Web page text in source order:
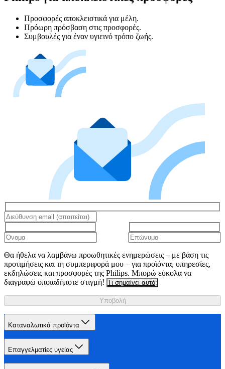
Προσφορές αποκλειστικά για μέλη.
Πρόωρη πρόσβαση στις προσφορές.
Συμβουλές για έναν υγιεινό τρόπο ζωής.
Θα ήθελα να λαμβάνω προωθητικές ενημερώσεις – με βάση τις
προτιμήσεις και τη συμπεριφορά μου – για προϊόντα, υπηρεσίες,
εκδηλώσεις και προσφορές της Philips. Μπορώ εύκολα να
διαγραφώ οποιαδήποτε στιγμή! Τι σημαίνει αυτό;
Υποβολή
Καταναλωτικά προϊόντα
Επαγγελματίες υγείας